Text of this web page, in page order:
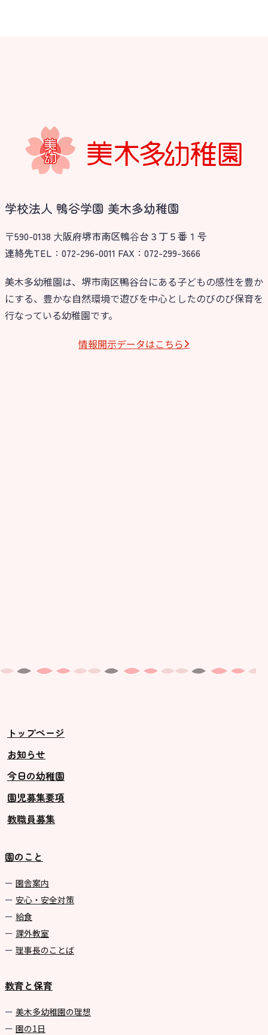
学校法人 鴨谷学園 美木多幼稚園
〒590-0138 ⼤阪府堺市南区鴨⾕台３丁５番１号
連絡先TEL：072-296-0011 FAX：072-299-3666
美木多幼稚園は、堺市南区鴨谷台にある子どもの感性を豊か
にする、豊かな自然環境で遊びを中心としたのびのび保育を
行なっている幼稚園です。
情報開⽰データはこちら
トップページ
お知らせ
今日の幼稚園
園児募集要項
教職員募集
園のこと
園舎案内
安心・安全対策
給食
課外教室
理事長のことば
教育と保育
美⽊多幼稚園の理想
園の1⽇